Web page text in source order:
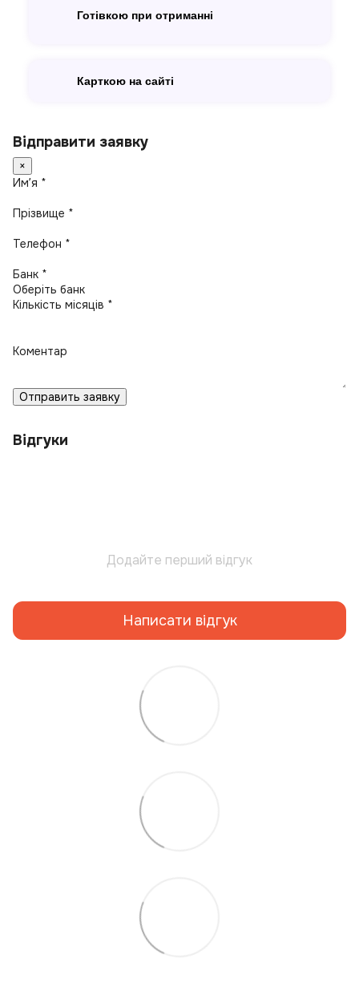
Готівкою при отриманні
Карткою на сайті
Відправити заявку
×
Имʼя *
Прізвище *
Телефон *
Банк *
Кількість місяців *
Коментар
Отправить заявку
Відгуки
Додайте перший відгук
Написати відгук